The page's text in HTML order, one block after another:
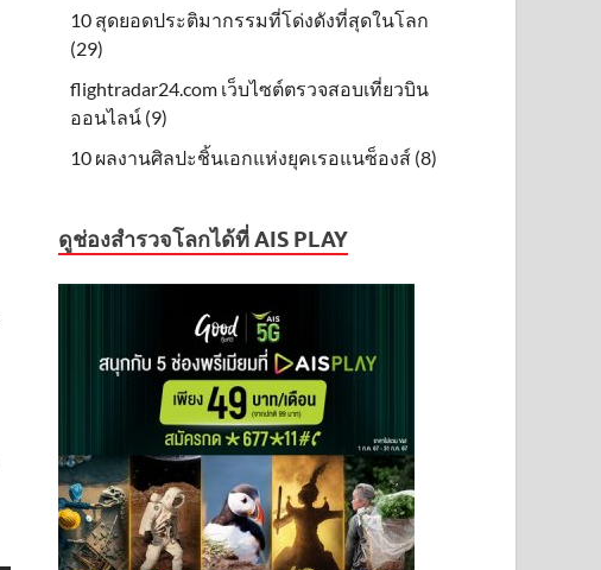
10 สุดยอดประติมากรรมที่โด่งดังที่สุดในโลก
(29)
flightradar24.com เว็บไซต์ตรวจสอบเที่ยวบิน
ออนไลน์ (9)
10 ผลงานศิลปะชิ้นเอกแห่งยุคเรอแนซ็องส์ (8)
ดูช่องสำรวจโลกได้ที่ AIS PLAY